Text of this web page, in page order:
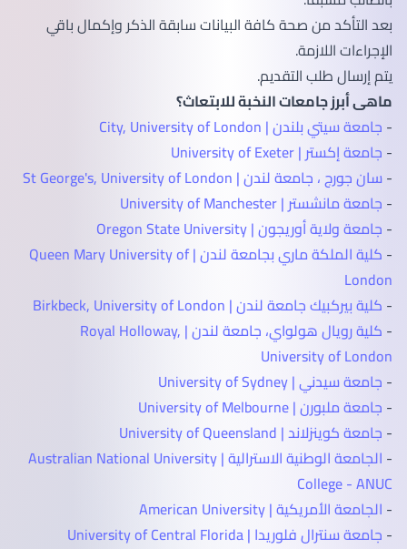
بعد التأكد من صحة كافة البيانات سابقة الذكر وإكمال باقي
الإجراءات اللازمة.
يتم إرسال طلب التقديم.
ماهى أبرز جامعات النخبة للابتعاث؟
- جامعة سيتي بلندن | City, University of London
- جامعة إكستر | University of Exeter
-سان جورج ، جامعة لندن | St George's, University of London
- جامعة مانشستر | University of Manchester
- جامعة ولاية أوريجون | Oregon State University
-
كلية الملكة ماري بجامعة لندن | Queen Mary University of
London
- كلية بيركبيك جامعة لندن | Birkbeck, University of London
-
كلية رويال هولواي، جامعة لندن | Royal Holloway,
University of London
- جامعة سيدني | University of Sydney
- جامعة ملبورن | University of Melbourne
- جامعة كوينزلاند | University of Queensland
-
الجامعة الوطنية الاسترالية | Australian National University
College - ANUC
- الجامعة الأمريكية | American University
- جامعة سنترال فلوريدا | University of Central Florida